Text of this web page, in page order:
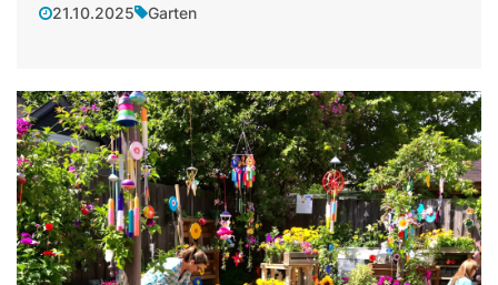
21.10.2025 Garten